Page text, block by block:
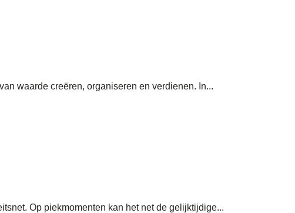
waarde creëren, organiseren en verdienen. In...
Op piekmomenten kan het net de gelijktijdige...